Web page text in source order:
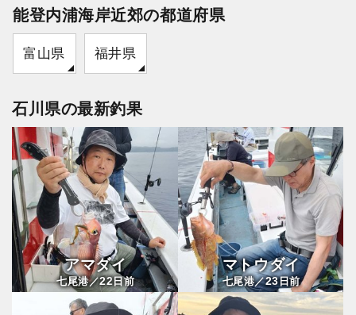
能登内浦海岸近郊の都道府県
富山県 福井県
石川県の最新釣果
アマダイ
七尾港／22日前
マトウダイ
七尾港／23日前